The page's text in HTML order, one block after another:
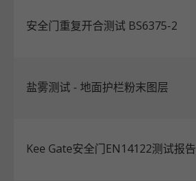
安全门重复开合测试 BS6375-2
盐雾测试 - 地面护栏粉末图层
Kee Gate安全门EN14122测试报告